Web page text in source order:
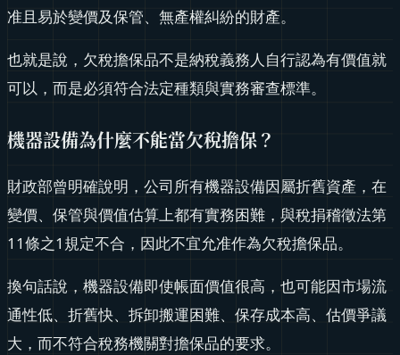
准且易於變價及保管、無產權糾紛的財產。
也就是說，欠稅擔保品不是納稅義務人自行認為有價值就
可以，而是必須符合法定種類與實務審查標準。
機器設備為什麼不能當欠稅擔保？
財政部曾明確說明，公司所有機器設備因屬折舊資產，在
變價、保管與價值估算上都有實務困難，與稅捐稽徵法第
11條之1規定不合，因此不宜允准作為欠稅擔保品。
換句話說，機器設備即使帳面價值很高，也可能因市場流
通性低、折舊快、拆卸搬運困難、保存成本高、估價爭議
大，而不符合稅務機關對擔保品的要求。